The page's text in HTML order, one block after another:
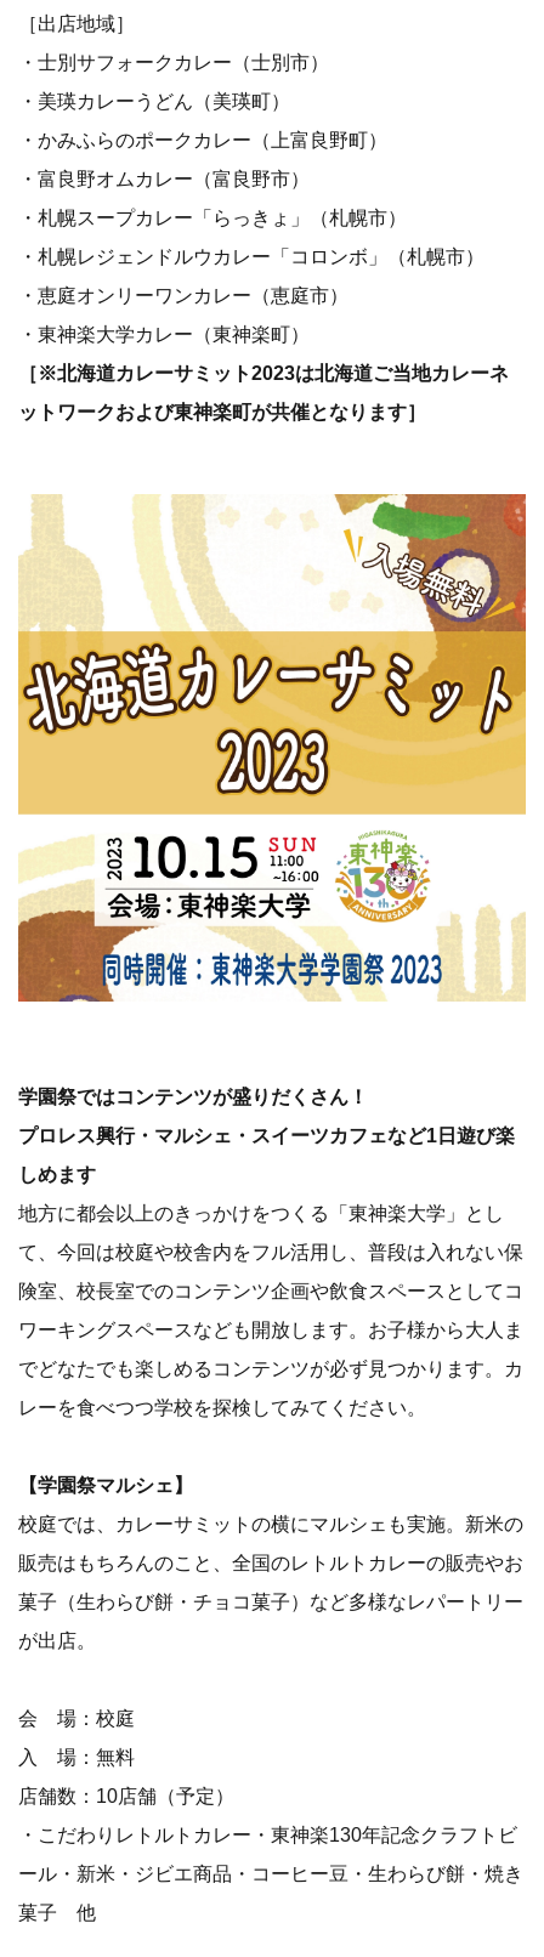
［出店地域］
・士別サフォークカレー（士別市）
・美瑛カレーうどん（美瑛町）
・かみふらのポークカレー（上富良野町）
・富良野オムカレー（富良野市）
・札幌スープカレー「らっきょ」（札幌市）
・札幌レジェンドルウカレー「コロンボ」（札幌市）
・恵庭オンリーワンカレー（恵庭市）
・東神楽大学カレー（東神楽町）
［※北海道カレーサミット2023は北海道ご当地カレーネ
ットワークおよび東神楽町が共催となります］
学園祭ではコンテンツが盛りだくさん！
プロレス興行・マルシェ・スイーツカフェなど1日遊び楽
しめます
地方に都会以上のきっかけをつくる「東神楽大学」とし
て、今回は校庭や校舎内をフル活用し、普段は入れない保
険室、校長室でのコンテンツ企画や飲食スペースとしてコ
ワーキングスペースなども開放します。お子様から大人ま
でどなたでも楽しめるコンテンツが必ず見つかります。カ
レーを食べつつ学校を探検してみてください。
【学園祭マルシェ】
校庭では、カレーサミットの横にマルシェも実施。新米の
販売はもちろんのこと、全国のレトルトカレーの販売やお
菓子（生わらび餅・チョコ菓子）など多様なレパートリー
が出店。
会 場：校庭
入 場：無料
店舗数：10店舗（予定）
・こだわりレトルトカレー・東神楽130年記念クラフトビ
ール・新米・ジビエ商品・コーヒー豆・生わらび餅・焼き
菓子 他